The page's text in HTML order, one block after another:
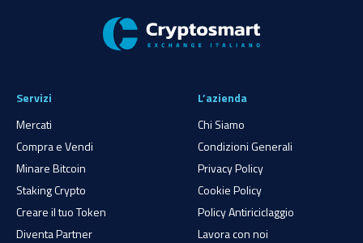
Servizi
Mercati
Compra e Vendi
Minare Bitcoin
Staking Crypto
Creare il tuo Token
Diventa Partner
L’azienda
Chi Siamo
Condizioni Generali
Privacy Policy
Cookie Policy
Policy Antiriciclaggio
Lavora con noi